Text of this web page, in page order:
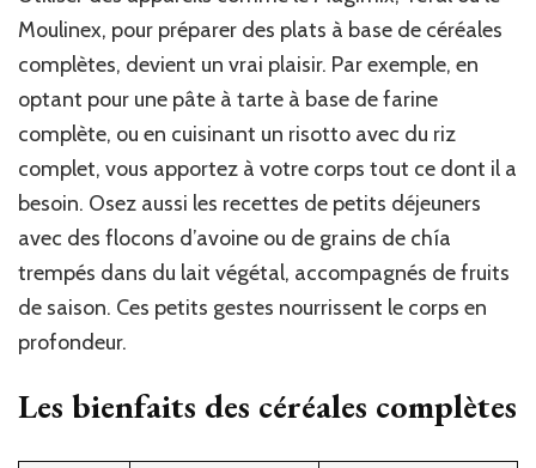
Moulinex, pour préparer des plats à base de céréales
complètes, devient un vrai plaisir. Par exemple, en
optant pour une pâte à tarte à base de farine
complète, ou en cuisinant un risotto avec du riz
complet, vous apportez à votre corps tout ce dont il a
besoin. Osez aussi les recettes de petits déjeuners
avec des flocons d’avoine ou de grains de chía
trempés dans du lait végétal, accompagnés de fruits
de saison. Ces petits gestes nourrissent le corps en
profondeur.
Les bienfaits des céréales complètes